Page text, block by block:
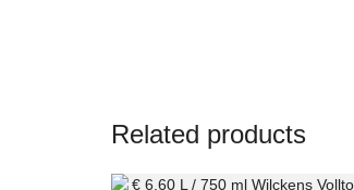
Related products